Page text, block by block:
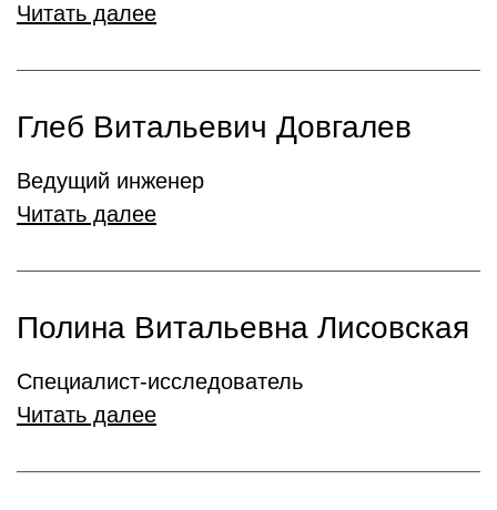
Читать далее
Глеб Витальевич Довгалев
Ведущий инженер
Читать далее
Полина Витальевна Лисовская
Cпециалист-исследователь
Читать далее